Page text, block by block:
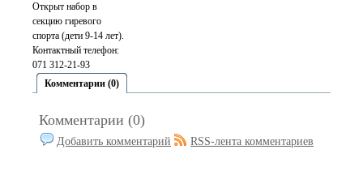
Открыт набор в
секцию гиревого
спорта (дети 9-14 лет).
Контактный телефон:
071 312-21-93
Комментарии (0)
Комментарии (0)
Добавить комментарий RSS-лента комментариев